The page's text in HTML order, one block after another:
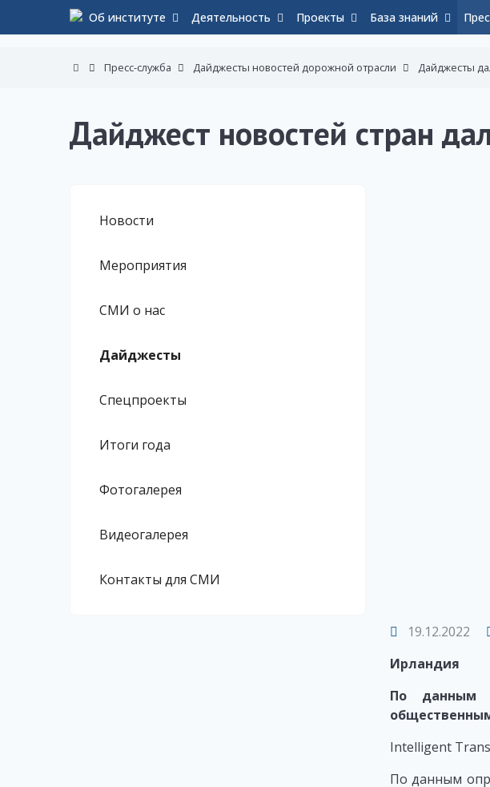
Об институте Деятельность Проекты База знаний
Пресс-служба Дайджесты новостей дорожной отрасли Дайджесты
Дайджест новостей стран
Новости
Мероприятия
СМИ о нас
Дайджесты
Спецпроекты
Итоги года
Фотогалерея
Видеогалерея
Контакты для СМИ
19.12.2022
Ирландия
По данным
Intelligent
По данным